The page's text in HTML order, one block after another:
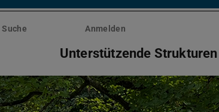
Suche Anmelden
Unterstützende Strukturen